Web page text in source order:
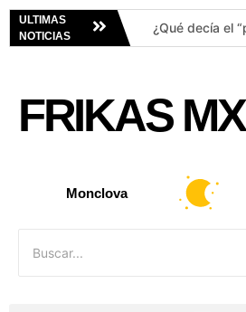
ULTIMAS
NOTICIAS
Alerta Amber en Torreón: buscan a dos hermanas desaparecidas de 1 y 5 años
FRIKAS MX
Monclova